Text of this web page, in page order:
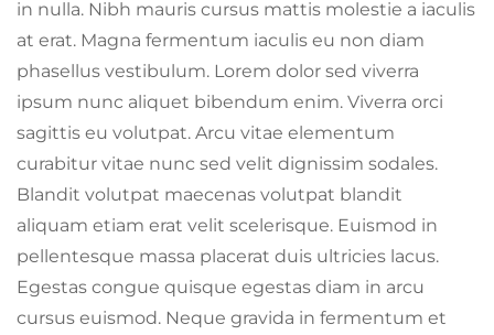
in nulla. Nibh mauris cursus mattis molestie a iaculis
at erat. Magna fermentum iaculis eu non diam
phasellus vestibulum. Lorem dolor sed viverra
ipsum nunc aliquet bibendum enim. Viverra orci
sagittis eu volutpat. Arcu vitae elementum
curabitur vitae nunc sed velit dignissim sodales.
Blandit volutpat maecenas volutpat blandit
aliquam etiam erat velit scelerisque. Euismod in
pellentesque massa placerat duis ultricies lacus.
Egestas congue quisque egestas diam in arcu
cursus euismod. Neque gravida in fermentum et